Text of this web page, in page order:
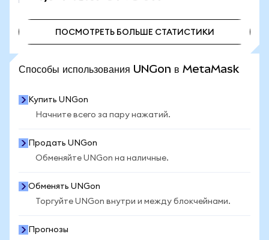
ПОСМОТРЕТЬ БОЛЬШЕ СТАТИСТИКИ
Способы использования UNGon в MetaMask
Купить UNGon
Начните всего за пару нажатий.
Продать UNGon
Обменяйте UNGon на наличные.
Обменять UNGon
Торгуйте UNGon внутри и между блокчейнами.
Прогнозы